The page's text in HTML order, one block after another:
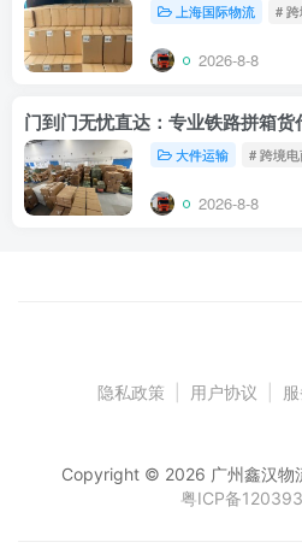
上海国际物流 #
2026-8-8
门到门无忧直达：专业铁路拼箱
大件运输 # 跨境
2026-8-8
隐私政策 用户协议
Copyright © 2026 广州鑫汉物
粤ICP备